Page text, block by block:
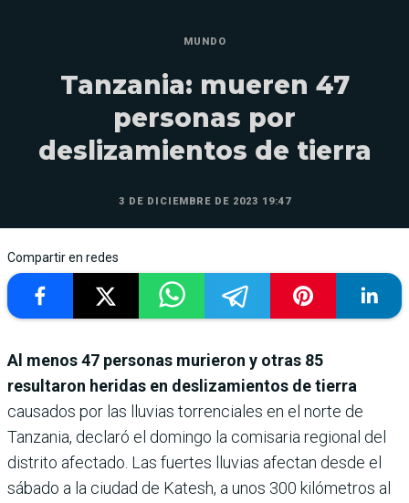
MUNDO
Tanzania: mueren 47
personas por
deslizamientos de tierra
3 DE DICIEMBRE DE 2023 19:47
Compartir en redes
Al menos 47 personas murieron y otras 85
resultaron heridas en deslizamientos de tierra
causados por las lluvias torrenciales en el norte de
Tanzania, declaró el domingo la comisaria regional del
distrito afectado. Las fuertes lluvias afectan desde el
sábado a la ciudad de Katesh, a unos 300 kilómetros al